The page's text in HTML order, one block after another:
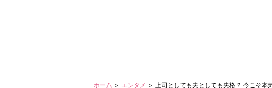
ホーム ＞ エンタメ ＞ 上司としても夫としても失格？ 今こそ